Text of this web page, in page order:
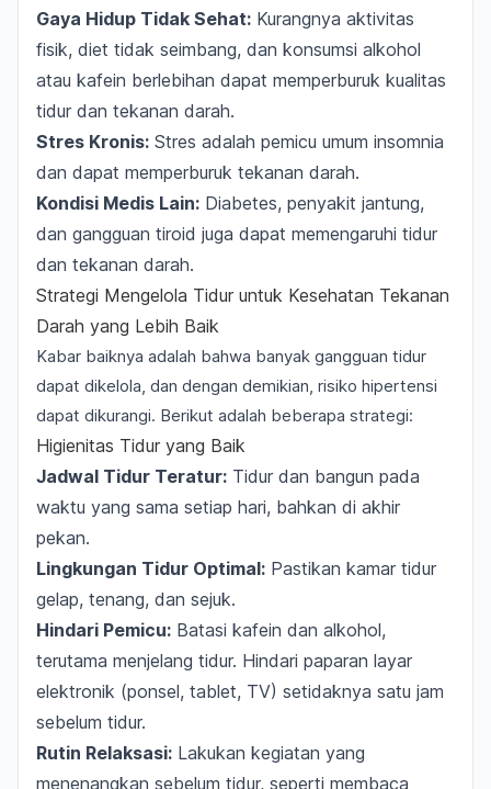
Gaya Hidup Tidak Sehat: Kurangnya aktivitas
fisik, diet tidak seimbang, dan konsumsi alkohol
atau kafein berlebihan dapat memperburuk kualitas
tidur dan tekanan darah.
Stres Kronis: Stres adalah pemicu umum insomnia
dan dapat memperburuk tekanan darah.
Kondisi Medis Lain: Diabetes, penyakit jantung,
dan gangguan tiroid juga dapat memengaruhi tidur
dan tekanan darah.
Strategi Mengelola Tidur untuk Kesehatan Tekanan
Darah yang Lebih Baik
Kabar baiknya adalah bahwa banyak gangguan tidur
dapat dikelola, dan dengan demikian, risiko hipertensi
dapat dikurangi. Berikut adalah beberapa strategi:
Higienitas Tidur yang Baik
Jadwal Tidur Teratur: Tidur dan bangun pada
waktu yang sama setiap hari, bahkan di akhir
pekan.
Lingkungan Tidur Optimal: Pastikan kamar tidur
gelap, tenang, dan sejuk.
Hindari Pemicu: Batasi kafein dan alkohol,
terutama menjelang tidur. Hindari paparan layar
elektronik (ponsel, tablet, TV) setidaknya satu jam
sebelum tidur.
Rutin Relaksasi: Lakukan kegiatan yang
menenangkan sebelum tidur, seperti membaca